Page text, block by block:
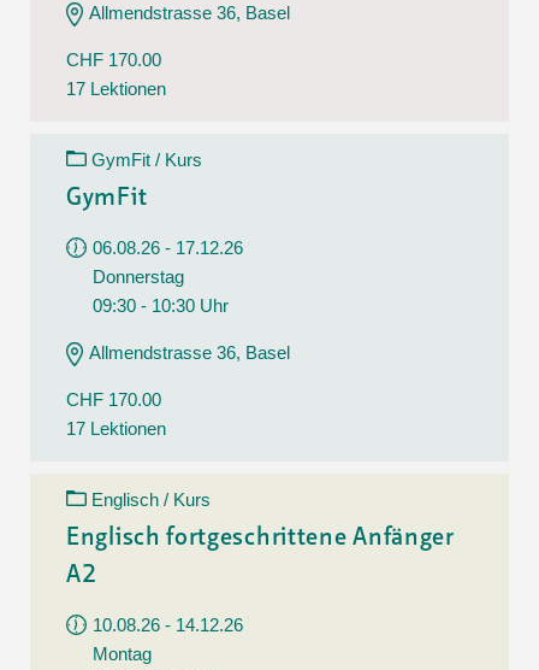
Allmendstrasse 36, Basel
CHF 170.00
17 Lektionen
GymFit / Kurs
GymFit
06.08.26 - 17.12.26
Donnerstag
09:30 - 10:30 Uhr
Allmendstrasse 36, Basel
CHF 170.00
17 Lektionen
Englisch / Kurs
Englisch fortgeschrittene Anfänger
A2
10.08.26 - 14.12.26
Montag